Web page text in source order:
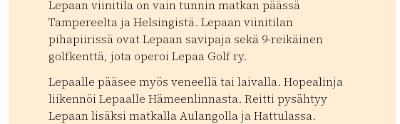
Lepaan viinitila on vain tunnin matkan päässä
Tampereelta ja Helsingistä. Lepaan viinitilan
pihapiirissä ovat Lepaan savipaja sekä 9-reikäinen
golfkenttä, jota operoi Lepaa Golf ry.
Lepaalle pääsee myös veneellä tai laivalla. Hopealinja
liikennöi Lepaalle Hämeenlinnasta. Reitti pysähtyy
Lepaan lisäksi matkalla Aulangolla ja Hattulassa.